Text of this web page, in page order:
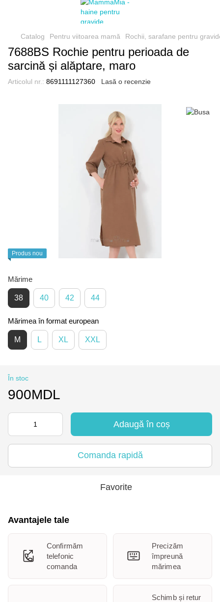
Catalog Pentru viitoarea mamă Rochii, sarafane pentru
7688BS Rochie pentru perioada de
sarcină și alăptare, maro
Articolul nr.: 8691111127360 Lasă o recenzie
Produs nou
Mărime
38 40 42 44
Mărimea în format european
M L XL XXL
În stoc
900MDL
Adaugă în coș
Comanda rapidă
Favorite
Avantajele tale
Confirmăm
telefonic
comanda
Precizăm
împreună
mărimea
Schimb și retur